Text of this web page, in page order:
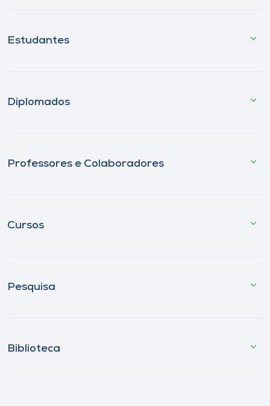
Estudantes
Diplomados
Professores e Colaboradores
Cursos
Pesquisa
Biblioteca